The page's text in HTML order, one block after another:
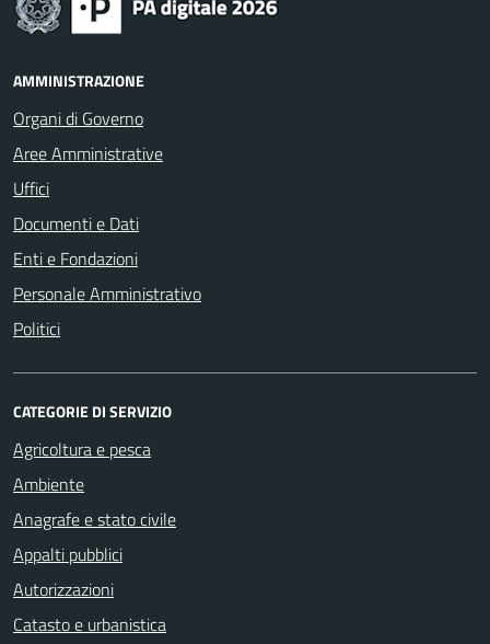
AMMINISTRAZIONE
Organi di Governo
Aree Amministrative
Uffici
Documenti e Dati
Enti e Fondazioni
Personale Amministrativo
Politici
CATEGORIE DI SERVIZIO
Agricoltura e pesca
Ambiente
Anagrafe e stato civile
Appalti pubblici
Autorizzazioni
Catasto e urbanistica